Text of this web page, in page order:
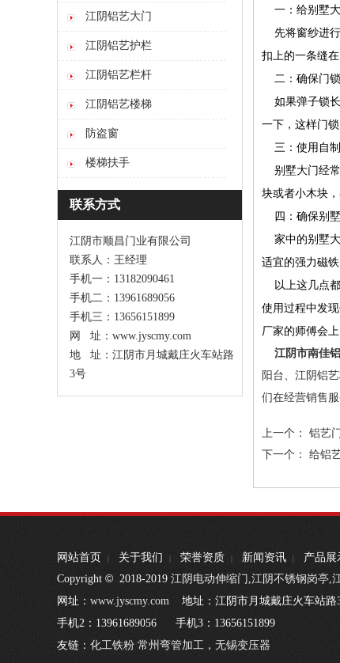
江阴铝艺大门
江阴铝艺护栏
江阴铝艺栏杆
江阴铝艺楼梯
防盗窗
楼梯扶手
联系方式
江阴市顺昌门业有限公司
联系人：王经理
手机一：13182090461
手机二：13961689056
手机三：13656151899
网 址：www.jyscmy.com
地 址：江阴市月城戴庄火车站路
3号
一：给别墅
先将窗纱进行
扣上的一条缝
二：确保门
如果弹子锁长
一下，这样门
三：使用自制
别墅大门经常
块或者小木块
四：确保别
家中的别墅大
适宜的强力磁
以上这几点都
使用过程中发
厂家的师傅会
江阴市南佳
阳台、 江阴铝
们在经营销售
上一个： 铝艺
下一个： 给铝
网站首页 | 关于我们 | 荣誉资质 | 新闻资讯 | 产品展
Copyright © 2018-2019 江阴电动伸缩门 ,江阴不锈钢岗亭,
网址： www.jyscmy.com 地址：江阴市月城戴庄火车站
手机2：13961689056 手机3：
友链： 化工铁粉 常州弯管加工 ， 无锡变压器